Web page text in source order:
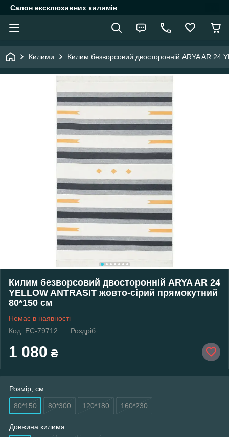
Салон ексклюзивних килимів
Килими Килим безворсовий двосторонній ARYA AR 24
Килим безворсовий двосторонній ARYA AR 24
YELLOW ANTRASIT жовто-сірий прямокутний
80*150 см
Немає в наявності
Код: EC-79712
Роздріб
1 080 ₴
Розмір, см
80*150 80*300 120*180 160*230
Довжина килима